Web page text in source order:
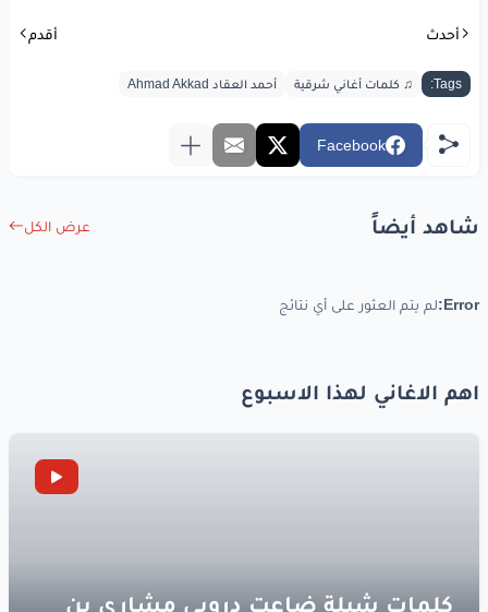
أحدث أقدم
Tags: ♫ كلمات أغاني شرقية أحمد العقاد Ahmad Akkad
Facebook
شاهد أيضاً عرض الكل
Error: لم يتم العثور على أي نتائج
اهم الاغاني لهذا الاسبوع